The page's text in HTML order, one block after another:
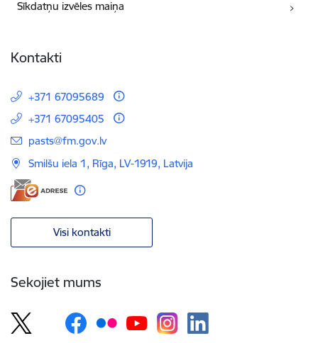
Sīkdatņu izvēles maiņa
Kontakti
+371 67095689
+371 67095405
E-pasts:
pasts@fm.gov.lv
Smilšu iela 1, Rīga, LV-1919, Latvija
Visi kontakti
Sekojiet mums